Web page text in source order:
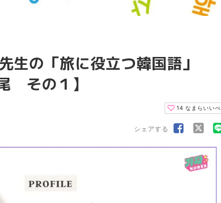
生の「旅に役立つ韓国語」
その１】
14 なまらいいべ
シェアする